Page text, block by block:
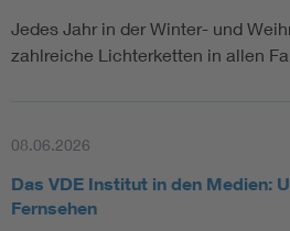
Jedes Jahr in der Winter- und
zahlreiche Lichterketten in allen
08.06.2026
Das VDE Institut in den Medien:
Fernsehen